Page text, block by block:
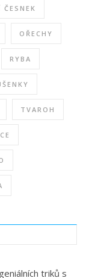
ČESNEK
OŘECHY
RYBA
TVAROH
triků s